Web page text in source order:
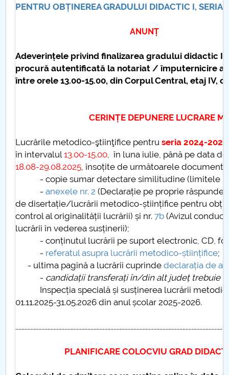
PENTRU OBȚINEREA GRADULUI DIDACTIC I, SERIA
ANUNȚ
Adeverințele privind finalizarea gradului didactic
procură autentificată la notariat / împuternicire
între orele 13.00-15.00, din Corpul Central,
CERINȚE DEPUNERE LUCRARE
Lucrările metodico-ştiinţifice pentruseria 2024-2026
în intervalul13.00-15.00, în luna iulie, până pe data
18.08-29.08.2025, însoțite de următoarele
- copie sumar detectare similitudine (limitele
-anexele nr. 2 (Declarație pe proprie
de disertație/lucrării metodico-științifice pentru
control al originalității lucrării) și nr.7b(Avizul
lucrării în vederea susținerii);
- conținutul lucrării pe suport electronic, CD,
- referatul asupra lucrării metodico-științifice;
- ultima pagină a lucrării cuprindedeclarația de
- candidații transferați în/din alt județ trebuie
Inspecția specială și susținerea lucrării
01.11.2025-31.05.2026 din anul școlar 2025-2026.
PLANIFICARE COLOCVIU GRAD